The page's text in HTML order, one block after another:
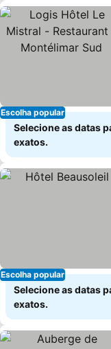
Escolha popular
Selecione as datas
exatos.
Escolha popular
Selecione as datas
exatos.